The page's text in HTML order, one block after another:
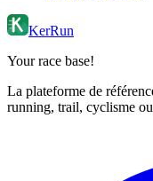
KerRun
Your race base!
La plateforme de
running, trail, cyclisme